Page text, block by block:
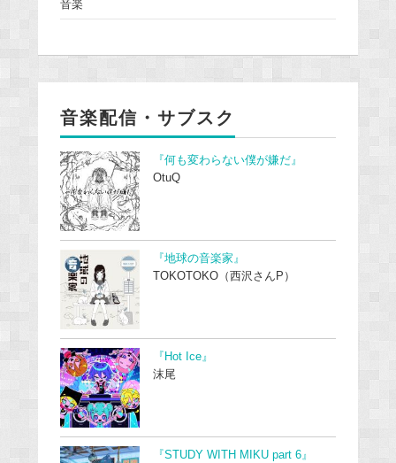
音楽
音楽配信・サブスク
『何も変わらない僕が嫌だ』
OtuQ
『地球の音楽家』
TOKOTOKO（西沢さんP）
『Hot Ice』
沫尾
『STUDY WITH MIKU part 6』